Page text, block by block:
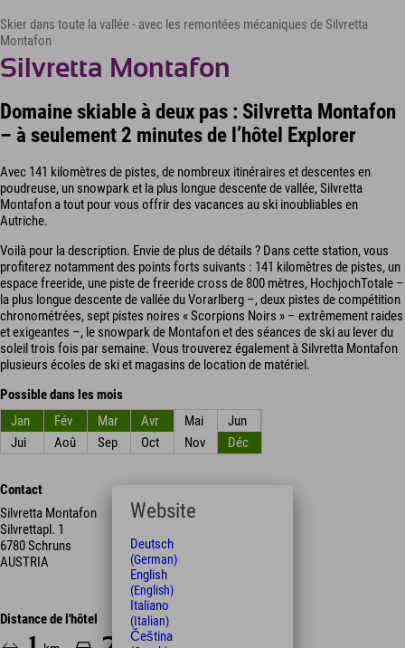
Skier dans toute la vallée - avec les remontées mécaniques de Silvretta
Montafon
Silvretta Montafon
Domaine skiable à deux pas : Silvretta Montafon
– à seulement 2 minutes de l’hôtel Explorer
Avec 141 kilomètres de pistes, de nombreux itinéraires et descentes en
poudreuse, un snowpark et la plus longue descente de vallée, Silvretta
Montafon a tout pour vous offrir des vacances au ski inoubliables en
Autriche.
Voilà pour la description. Envie de plus de détails ? Dans cette station, vous
profiterez notamment des points forts suivants : 141 kilomètres de pistes, un
espace freeride, une piste de freeride cross de 800 mètres, HochjochTotale –
la plus longue descente de vallée du Vorarlberg –, deux pistes de compétition
chronométrées, sept pistes noires « Scorpions Noirs » – extrêmement raides
et exigeantes –, le snowpark de Montafon et des séances de ski au lever du
soleil trois fois par semaine. Vous trouverez également à Silvretta Montafon
plusieurs écoles de ski et magasins de location de matériel.
Possible dans les mois
Jan
Fév Mar Avr Mai
Jun
Jui
Aoû Sep Oct Nov Déc
Contact
Silvretta Montafon
Silvrettapl. 1
6780 Schruns
AUSTRIA
Distance de l'hôtel
Website
Deutsch
(German)
English
(English)
Italiano
(Italian)
Čeština